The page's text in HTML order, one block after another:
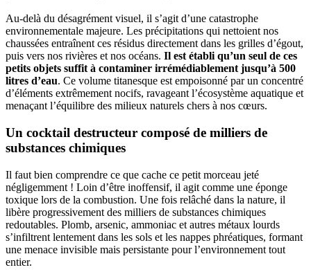
Au-delà du désagrément visuel, il s’agit d’une catastrophe
environnementale majeure. Les précipitations qui nettoient nos
chaussées entraînent ces résidus directement dans les grilles d’égout,
puis vers nos rivières et nos océans. Il est établi qu’un seul de ces
petits objets suffit à contaminer irrémédiablement jusqu’à 500
litres d’eau. Ce volume titanesque est empoisonné par un concentré
d’éléments extrêmement nocifs, ravageant l’écosystème aquatique et
menaçant l’équilibre des milieux naturels chers à nos cœurs.
Un cocktail destructeur composé de milliers de
substances chimiques
Il faut bien comprendre ce que cache ce petit morceau jeté
négligemment ! Loin d’être inoffensif, il agit comme une éponge
toxique lors de la combustion. Une fois relâché dans la nature, il
libère progressivement des milliers de substances chimiques
redoutables. Plomb, arsenic, ammoniac et autres métaux lourds
s’infiltrent lentement dans les sols et les nappes phréatiques, formant
une menace invisible mais persistante pour l’environnement tout
entier.